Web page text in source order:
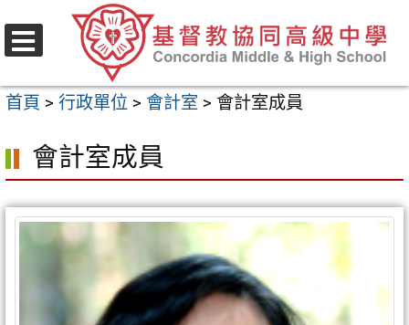
至
要
容
區
首頁 > 行政單位 > 會計室 > 會計室成員
會計室成員
選
單